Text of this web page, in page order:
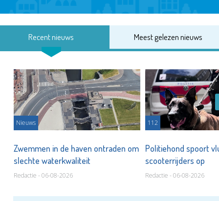
Recent nieuws Meest gelezen nieuws
Nieuws
Zwemmen in de haven ontraden om
slechte waterkwaliteit
Redactie - 06-08-2026
112
Politiehond spoort
scooterrijders op
Redactie - 06-08-2026